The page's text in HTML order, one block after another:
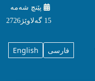
پێنچ شه‌مه‌
15 گه‌لاوێژ2726
English فارسی